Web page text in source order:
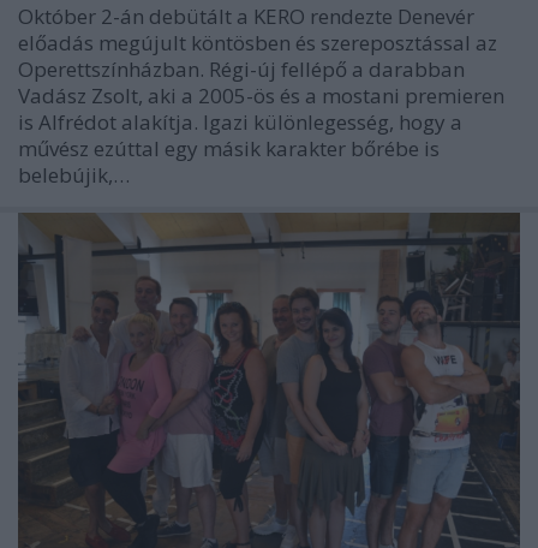
Október 2-án debütált a KERO rendezte Denevér
előadás megújult köntösben és szereposztással az
Operettszínházban. Régi-új fellépő a darabban
Vadász Zsolt, aki a 2005-ös és a mostani premieren
is Alfrédot alakítja. Igazi különlegesség, hogy a
művész ezúttal egy másik karakter bőrébe is
belebújik,…